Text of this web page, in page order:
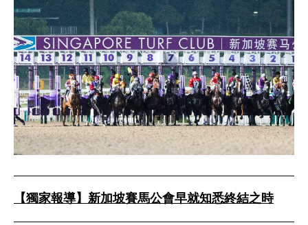
【獨家報導】新加坡賽馬公會早就知悉終結之時